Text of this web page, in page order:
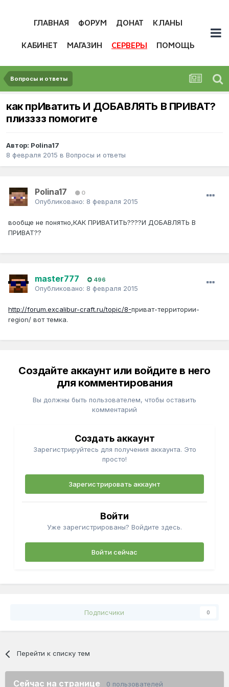
ГЛАВНАЯ ФОРУМ ДОНАТ КЛАНЫ
КАБИНЕТ МАГАЗИН СЕРВЕРЫ ПОМОЩЬ
Вопросы и ответы
как прИватить И ДОБАВЛЯТЬ В ПРИВАТ?
плизззз помогите
Автор: Polina17
8 февраля 2015 в Вопросы и ответы
Polina17 0
Опубликовано: 8 февраля 2015
вообще не понятно,КАК ПРИВАТИТЬ????И ДОБАВЛЯТЬ В
ПРИВАТ??
master777 496
Опубликовано: 8 февраля 2015
http://forum.excalibur-craft.ru/topic/8-приват-территории-
region/ вот темка.
Создайте аккаунт или войдите в него
для комментирования
Вы должны быть пользователем, чтобы оставить
комментарий
Создать аккаунт
Зарегистрируйтесь для получения аккаунта. Это
просто!
Зарегистрировать аккаунт
Войти
Уже зарегистрированы? Войдите здесь.
Войти сейчас
Подписчики 0
Перейти к списку тем
Сейчас на странице 0 пользователей